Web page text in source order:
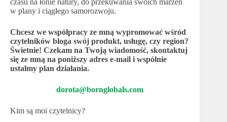
czasu na łonie natury, do przekuwania swoich marzeń
w plany i ciągłego samorozwoju.
Chcesz we współpracy ze mną wypromować wśród
czytelników bloga swój produkt, usługę, czy region?
Świetnie! Czekam na Twoją wiadomość, skontaktuj
się ze mną na poniższy adres e-mail i wspólnie
ustalmy plan działania.
dorota@bornglobals.com
Kim są moi czytelnicy?